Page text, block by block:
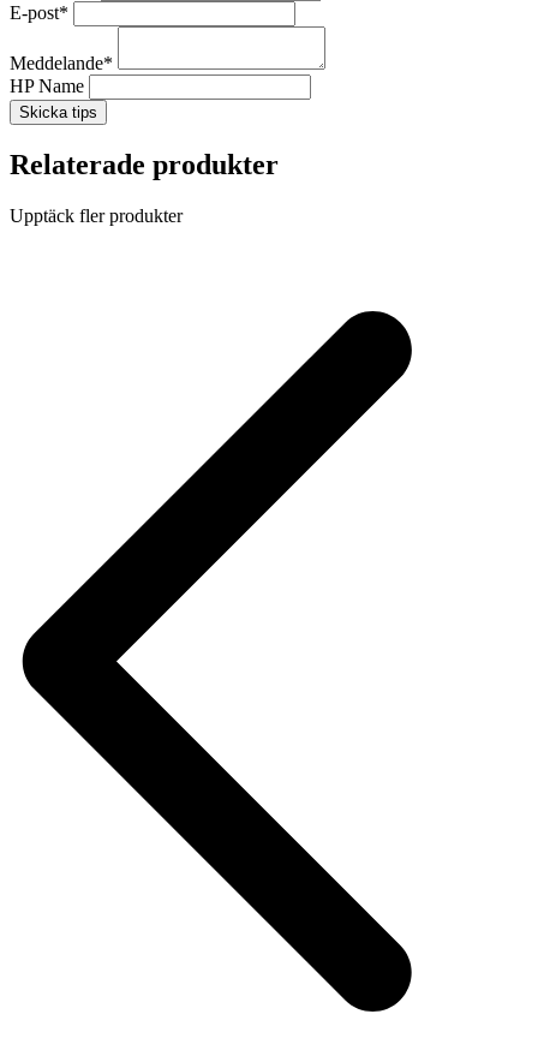
E-post*
Meddelande*
HP Name
Skicka tips
Relaterade produkter
Upptäck fler produkter